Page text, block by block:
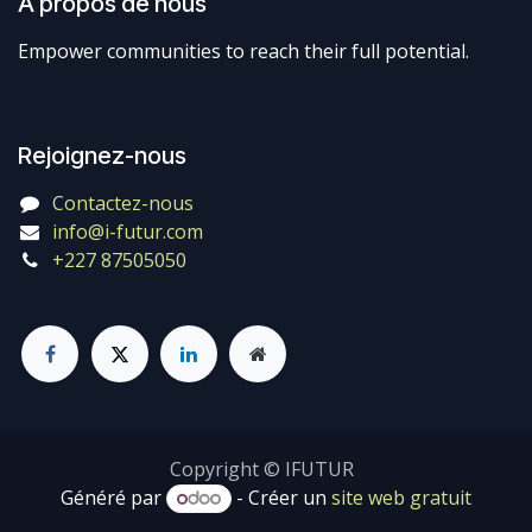
Empower communities to reach their full potential.
Rejoignez-nous
Contactez-nous
info@i-futur.com
+227 87505050
Copyright © IFUTUR
Généré par
- Créer un site web gratuit